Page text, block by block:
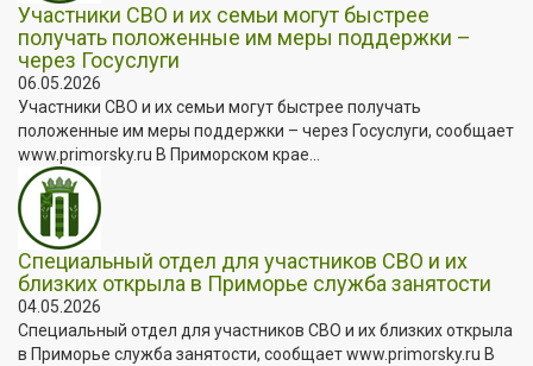
Участники СВО и их семьи могут быстрее
получать положенные им меры поддержки –
через Госуслуги
06.05.2026
Участники СВО и их семьи могут быстрее получать
положенные им меры поддержки – через Госуслуги, сообщает
www.primorsky.ru В Приморском крае...
Специальный отдел для участников СВО и их
близких открыла в Приморье служба занятости
04.05.2026
Специальный отдел для участников СВО и их близких открыла
в Приморье служба занятости, сообщает www.primorsky.ru В